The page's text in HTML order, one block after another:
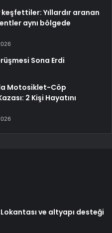
keşfettiler: Yıllardır aranan
aynı bölgede
Sona Erdi
Motosiklet-Cöp
2 Kişi Hayatını
ve altyapı desteği